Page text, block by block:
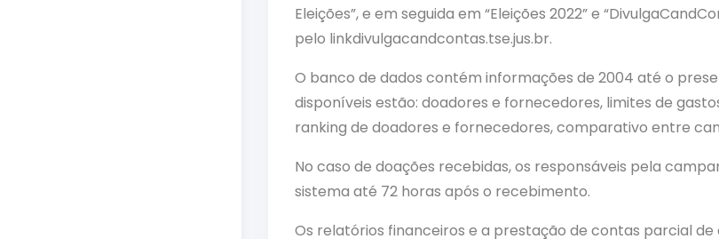
Eleições”, e em seguida em “Eleições 2022” e
pelo linkdivulgacandcontas.tse.jus.br.
O banco de dados contém informações de 2004 até o
disponíveis estão: doadores e fornecedores, limites de
ranking de doadores e fornecedores, comparativo entre
No caso de doações recebidas, os responsáveis pela
sistema até 72 horas após o recebimento.
Os relatórios financeiros e a prestação de contas parcial